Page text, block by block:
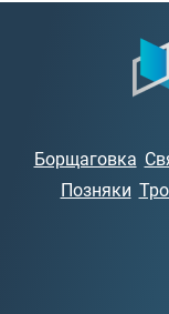
Борщаговка
Позняки